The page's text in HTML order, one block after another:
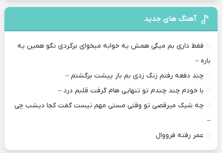
آهنگ های جدید
فقط داری بم میگی همش یه خوابه میخوای برگردی نگو همین یه
باره –
چند دفعه رفتم زنگ زدی بم باز پیشت برگشتم –
با خودم چند چندم تو تنهایی هام گرفت قلبم درد –
چه شیک میرقصی تو وقتی مستی مهم نیست گفت کجا دیشب چی
–
عمر رفته فرووال